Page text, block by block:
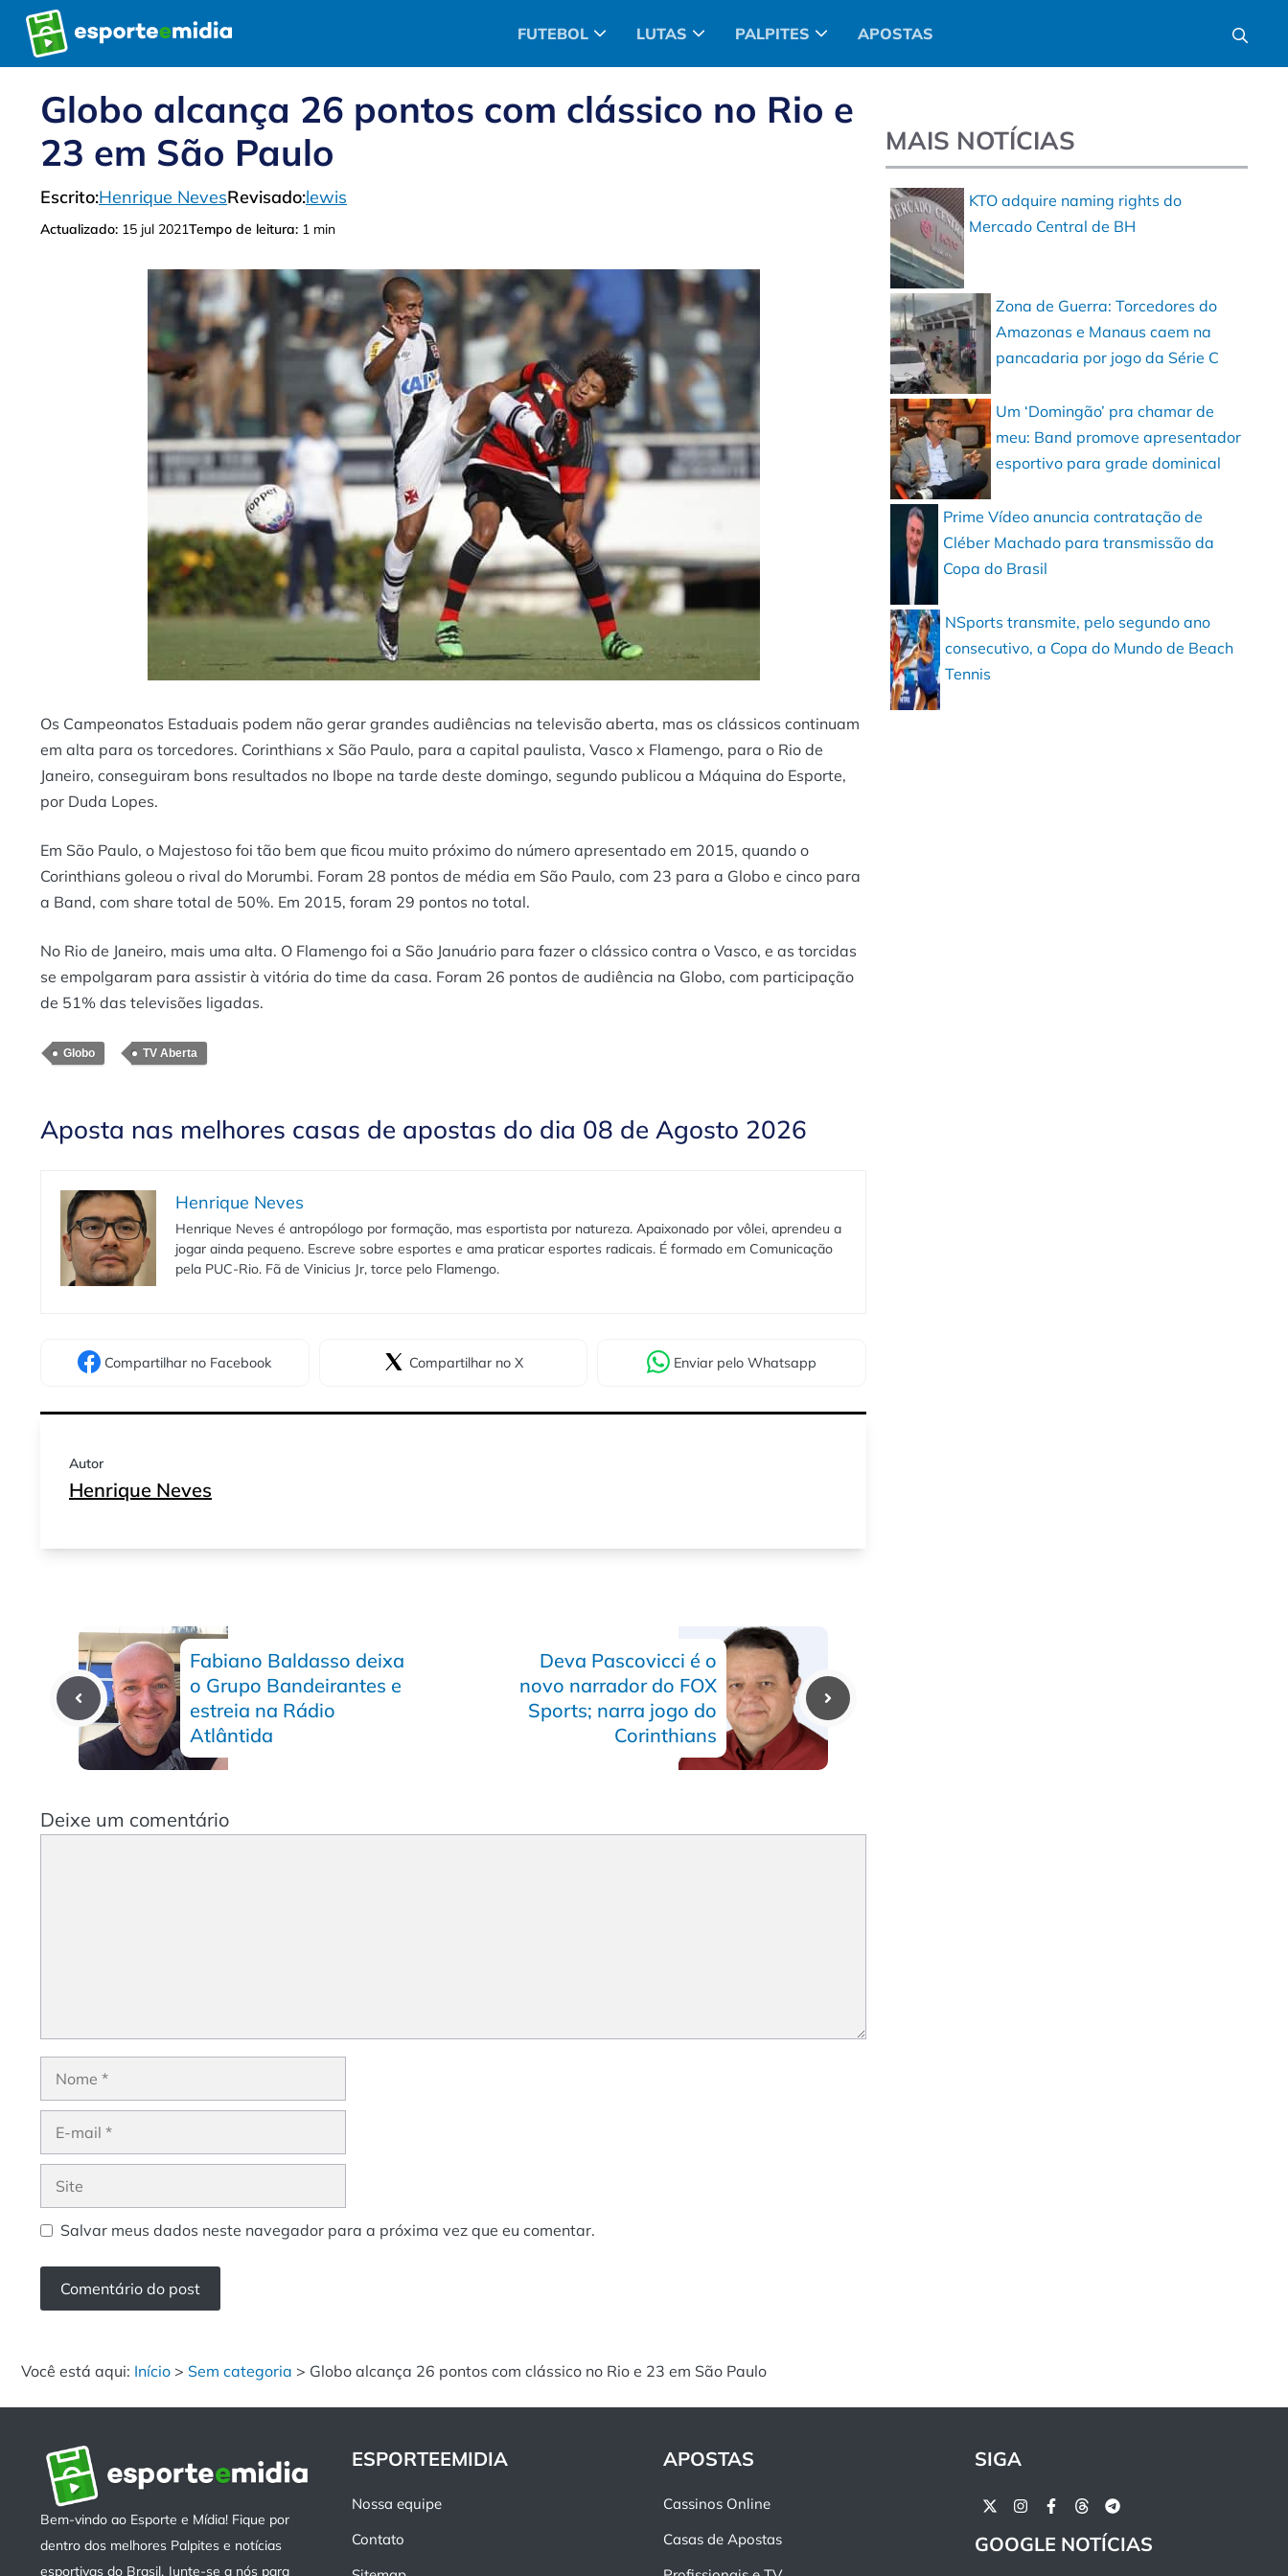
Pular
para
o
FUTEBOL LUTAS PALPITES APOSTAS
Globo alcança 26 pontos com clássico no Rio e
23 em São Paulo
Escrito:Henrique NevesRevisado:lewis
Actualizado: 15 jul 2021Tempo de leitura: 1 min
Os Campeonatos Estaduais podem não gerar grandes audiências na televisão aberta, mas os clássicos continuam
em alta para os torcedores. Corinthians x São Paulo, para a capital paulista, Vasco x Flamengo, para o Rio de
Janeiro, conseguiram bons resultados no Ibope na tarde deste domingo, segundo publicou a Máquina do Esporte,
por Duda Lopes.
Em São Paulo, o Majestoso foi tão bem que ficou muito próximo do número apresentado em 2015, quando o
Corinthians goleou o rival do Morumbi. Foram 28 pontos de média em São Paulo, com 23 para a Globo e cinco para
a Band, com share total de 50%. Em 2015, foram 29 pontos no total.
No Rio de Janeiro, mais uma alta. O Flamengo foi a São Januário para fazer o clássico contra o Vasco, e as torcidas
se empolgaram para assistir à vitória do time da casa. Foram 26 pontos de audiência na Globo, com participação
de 51% das televisões ligadas.
Globo TV Aberta
Aposta nas melhores casas de apostas do dia 08 de Agosto 2026
Henrique Neves
Henrique Neves é antropólogo por formação, mas esportista por natureza. Apaixonado por vôlei, aprendeu a
jogar ainda pequeno. Escreve sobre esportes e ama praticar esportes radicais. É formado em Comunicação
pela PUC-Rio. Fã de Vinicius Jr, torce pelo Flamengo.
Compartilhar no Facebook Compartilhar no X Enviar pelo Whatsapp
Autor
Henrique Neves
Fabiano Baldasso deixa
o Grupo Bandeirantes e
estreia na Rádio
Atlântida
Deva Pascovicci é o
novo narrador do FOX
Sports; narra jogo do
Corinthians
Deixe um comentário
Nome
Site
Salvar meus dados neste navegador para a próxima vez que eu comentar.
MAIS NOTÍCIAS
KTO adquire naming rights do
Mercado Central de BH
Zona de Guerra: Torcedores do
Amazonas e Manaus caem na
pancadaria por jogo da Série C
Um ‘Domingão’ pra chamar de
meu: Band promove apresentador
esportivo para grade dominical
Prime Vídeo anuncia contratação de
Cléber Machado para transmissão da
Copa do Brasil
NSports transmite, pelo segundo ano
consecutivo, a Copa do Mundo de Beach
Tennis
Você está aqui: Início > Sem categoria > Globo alcança 26 pontos com clássico no Rio e 23 em São Paulo
Bem-vindo ao Esporte e Mídia! Fique por
dentro dos melhores Palpites e notícias
esportivas do Brasil. Junte-se a nós para
ESPORTEEMIDIA
Nossa equipe
Contato
APOSTAS
Cassinos Online
Casas de Apostas
SIGA
GOOGLE NOTÍCIAS